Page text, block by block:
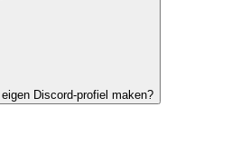
Discord-profiel maken?